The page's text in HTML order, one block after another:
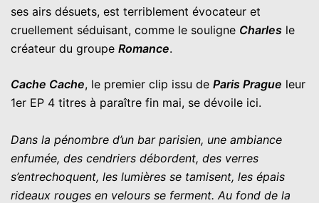
ses airs désuets, est terriblement évocateur et
cruellement séduisant, comme le souligne Charles le
créateur du groupe Romance.
Cache Cache, le premier clip issu de Paris Prague leur
1er EP 4 titres à paraître fin mai, se dévoile ici.
Dans la pénombre d’un bar parisien, une ambiance
enfumée, des cendriers débordent, des verres
s’entrechoquent, les lumières se tamisent, les épais
rideaux rouges en velours se ferment. Au fond de la